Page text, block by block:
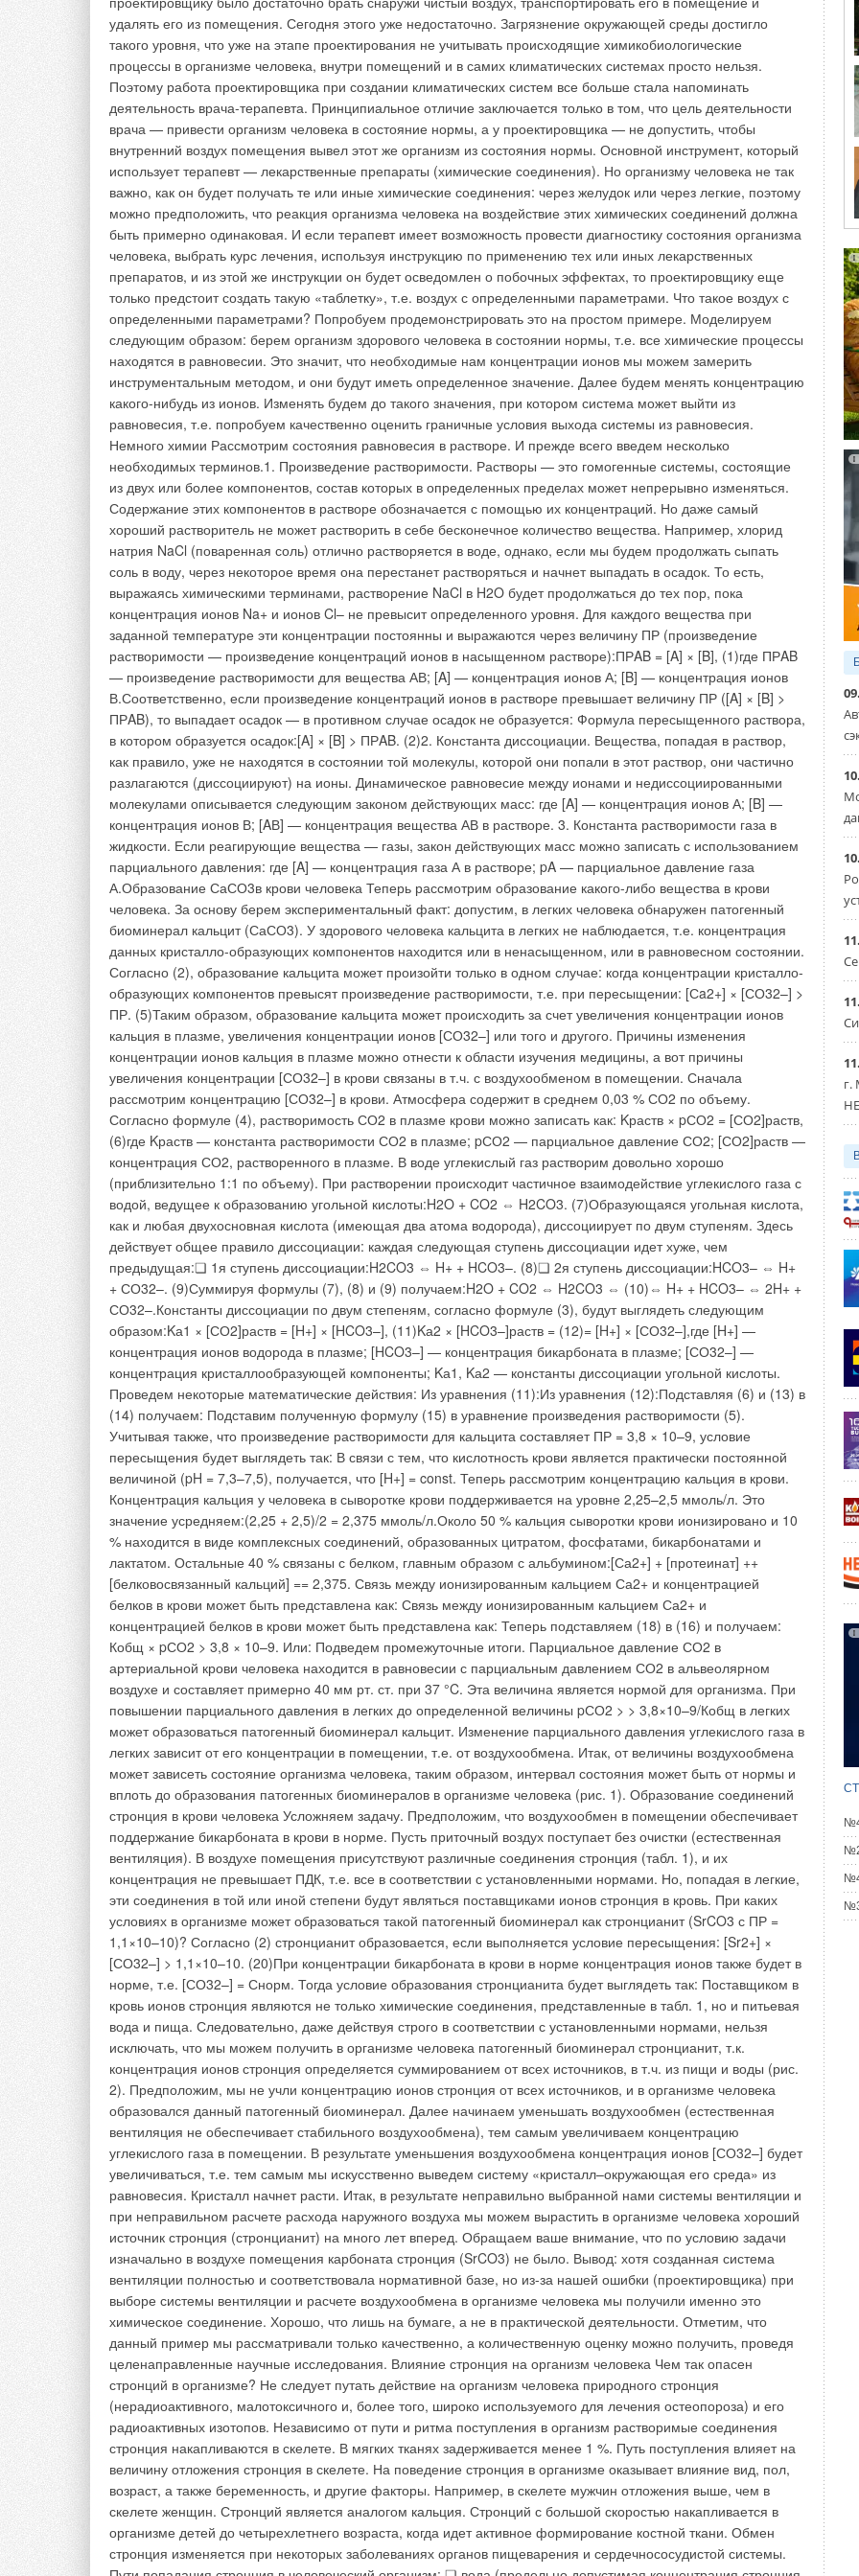
г.
более высоком уровне комфорта в течение всего года, что в свою очередь
вызвало широкое применение кондиционирования помещений и
использование принудительной вентиляции.
До сих пор качество среды обитания наши инженеры характеризуют только
температурой в помещении и величиной воздухообмена. В связи с этим,
проблему несоответствия старых советских зданий потребностям рынка
пытаются решить полной реконструкцией комплексов отопления и вентиляции
в зданиях — с применением самых современных систем подготовки воздуха и
управления климатом. Оборудование указанными выше системами
строящихся зданий высокой категории в настоящее время стало стандартным.
Три составляющие комфорта
Сегодня проектирование климатических систем ведется тремя категориями
инженеров по каждому из блоков: отоплению, вентиляции и
кондиционированию. Результат такого подхода часто совершенно не
удовлетворителен, т.к. все системы работают несогласованно, а зачастую
мешают друг другу. Это относится к оборудованию, работа которого не
связана в единый комплекс и никак не автоматизирована.
Предлагается рассмотреть ситуацию, когда на состояние воздуха в
помещении воздействуют три независимые системы — радиаторное
отопление, принудительная вентиляция и кондиционирование. Проблема в
том, что кондиционирование и отопление не всегда работают попеременно в
зависимости от потребностей в обогреве или кондиционировании. Часто
требуется позонное управление климатом.
Даже в холодные зимние дни комбинация солнечной радиации в помещениях,
расположенных на южной стороне дома, и внутренних тепловых выделений
может быть достаточной для того, чтобы потребовался вывод избытков тепла в
некоторых зонах здания. В переходные периоды года это и вовсе обычное
явление. Из-за того, что нет прямой связи между радиаторным отоплением,
мощность которого управляется локальными клапанами, и комплексами
кондиционирования, которые управляются термостатом, обе системы часто
работают одновременно.
При этом имеет место огромный непроизводительный расход энергии.
Потоки воздуха
Нагретые до значительных температур радиаторы генерируют довольно
мощное конвекционное движение воздуха. Регистры подачи охлажденного
воздуха в помещение обычно располагаются на потолке и, по крайней мере,
часть потока из них направлена навстречу движению воздуха от радиаторов.
Эти потоки имеют большую разность температур, иногда доходящую до 20°C.
Холодный воздух (большей плотности) опускается под поток теплого.
Также не следует забывать, что существует еще один поток воздуха в
помещении — от системы вентиляции. В результате возникает явление,
которое в быту принято называть сквозняком. И хотя средняя температура в
помещении в результате взаимодействия трех потоков может быть в пределах
заданных значений, люди чувствуют себя дискомфортно. Во избежание
указанных негативных явлений специалисты в области климатотехники
рекомендуют обеспечивать одинаковую температуру всех инжектируемых в
помещение воздушных потоков.
Это достигается тем, что воздух подается из одной установки, которая
одновременно выполняет функции отопления, кондиционирования и
вентиляции. Базируясь на этой идее, проектируется и модернизируется
большая часть современных климатических комплексов на Западе и в России.
Системы комфорта
В настоящее время уже сложился некий круг систем, широко применяемых
при создании комфортабельной среды обитания в многоэтажных
общественных зданиях. Опытным путем специалисты отобрали наиболее
эффективные и экономичные комплексы, характеризующиеся долговечностью
и относительной неприхотливостью. Все типы систем можно разделить на два
класса:
системы с центральным этажным кондиционером и
терминальными воздушными распределительными коробками;
терминальные установки.
VAV-системы
Системы с центральным этажным кондиционером и терминальными
воздушными распределительными коробками принято также называть
одноканальными VAV-системами. Центральный кондиционер в этих
комплексах полностью осуществляет воздухоподготовку — смешивает
рециркуляционный воздух со свежим, очищает смесь, нагревает или
охлаждает, удаляет излишнюю влагу или, напротив, увлажняет и подает в
общий воздуховод.
Каждое помещение имеет свою распределительную коробку (VAV box),
которая обеспечивает две функции: поддержание заданной температуры в
помещении и гарантированное обеспечение количества свежего воздуха. Обе
функции выполняются путем дросселирования поступающего в помещение
кислорода при помощи изменения положения воздушного клапана. Коробка
имеет специальный датчик расхода, контроллер ограничивает положение
клапана таким образом, чтобы гарантировалось минимальное количество
свежего воздуха.
Поскольку коробки из общего воздуховода потребляют переменное количество
воздуха, центральный кондиционер должен также регулировать количество
вырабатываемого воздуха таким образом, чтобы давление в воздуховоде
поддерживалось постоянным. Данные системы в США нашли широкое
применение в тех случаях, когда во всех обслуживаемых помещениях
требуется один режим — отопление либо охлаждение.
В условиях климата средней полосы России последнее условие, как правило,
не выполняется. Существуют двухканальные VAV-системы, в которых два
кондиционера подготавливают теплый и холодный воздух, соответственно, а
VAV-коробки смешивают воздух из двух каналов в нужной пропорции для
обеспечения нужной температуры. Такие комплексы энергетически
чрезвычайно расточительны и в последние годы применяются редко, в
основном, в больницах.
Терминальные установки
Терминальные установки — это фактически маленькие кондиционеры,
которые выполняют те же самые функции, что и центральные, но обслуживают
одно или несколько смежных помещений, которые могут требовать один и тот
же режим. Наиболее распространенными типами таких установок являются
фанкойлы и водовоздушные тепловые насосы. Системы с фанкойлами могут
быть двухтрубные и четырехтрубные. Первые применяются только в тех
случаях, когда все здание или, по крайней мере, весь этаж требует одного
режима — отопления или охлаждения.
Поскольку это условие в условиях средней полосы России выполняется редко,
двухтрубные системы у нас не должны применятся. Использование таких
комплексов совместно с традиционными радиаторными системами отопления
неизбежно приводит к повышенному расходу энергии и рудиментарному